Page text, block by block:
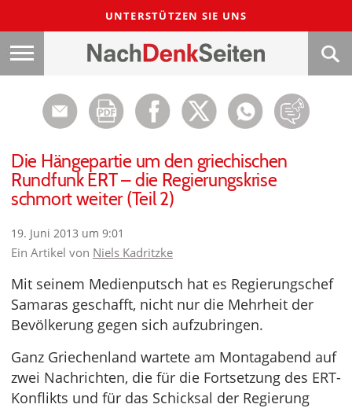
UNTERSTÜTZEN SIE UNS
Die Hängepartie um den griechischen
Rundfunk ERT – die Regierungskrise
schmort weiter (Teil 2)
19. Juni 2013 um 9:01
Ein Artikel von Niels Kadritzke
Mit seinem Medienputsch hat es Regierungschef
Samaras geschafft, nicht nur die Mehrheit der
Bevölkerung gegen sich aufzubringen.
Ganz Griechenland wartete am Montagabend auf
zwei Nachrichten, die für die Fortsetzung des ERT-
Konflikts und für das Schicksal der Regierung